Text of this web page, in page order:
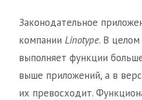
Законодательное
компании Linotype. В
выполняет функции
выше приложений, а в
их превосходит.